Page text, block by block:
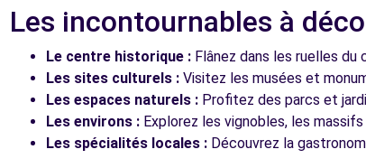
Les incontournables à
Le centre historique : Flânez dans les ruelles
Les sites culturels : Visitez les musées et
Les espaces naturels : Profitez des parcs et
Les environs : Explorez les vignobles, les
Les spécialités locales : Découvrez la